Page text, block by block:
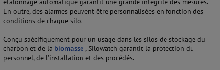
étalonnage automatique garantit une grande intégrité des mesures.
En outre, des alarmes peuvent être personnalisées en fonction des
conditions de chaque silo.
Conçu spécifiquement pour un usage dans les silos de stockage du
charbon et de la biomasse , Silowatch garantit la protection du
personnel, de l’installation et des procédés.